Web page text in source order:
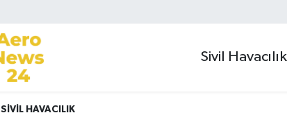
Sivil Havacılık
SIVIL HAVACILIK